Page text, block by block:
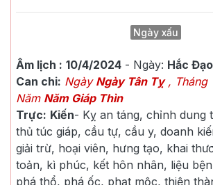
Ngày xấu
Âm lịch : 10/4/2024- Ngày: Hắc Đạo
Can chi: Ngày Ngày Tân Tỵ, Tháng
Năm Năm Giáp Thìn
Trực: Kiến- Kỵ an táng, chỉnh dung
thủ túc giáp, cầu tự, cầu y, doanh
giải trừ, hoại viên, hưng tạo, khai
toản, kì phúc, kết hôn nhân, liệu
phá thổ, phá ốc, phạt mộc, thiện